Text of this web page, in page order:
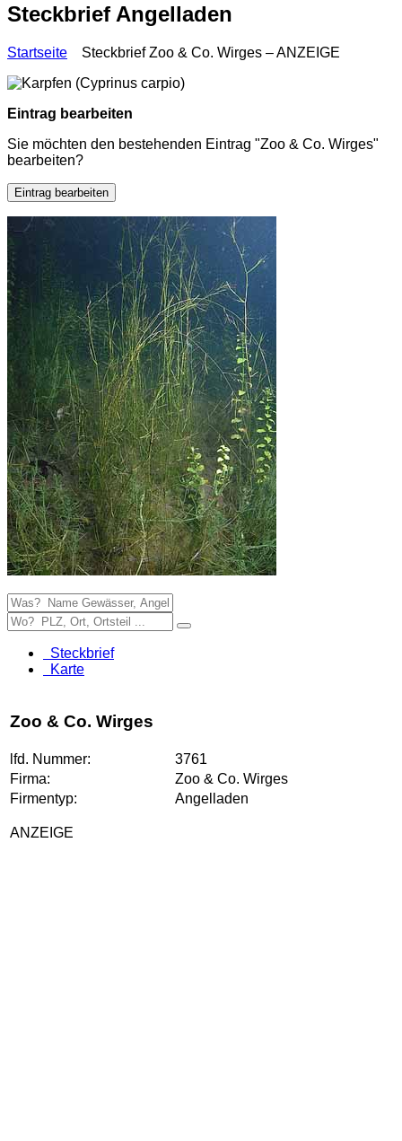
Steckbrief Angelladen
Startseite Steckbrief Zoo & Co. Wirges – ANZEIGE
Eintrag bearbeiten
Sie möchten den bestehenden Eintrag "Zoo & Co. Wirges"
bearbeiten?
Eintrag bearbeiten
Steckbrief
Karte
Zoo & Co. Wirges
lfd. Nummer:
3761
Firma:
Zoo & Co. Wirges
Firmentyp:
Angelladen
ANZEIGE